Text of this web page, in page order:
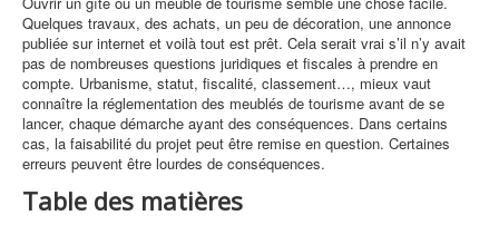
Quelques travaux, des achats, un peu de décoration, une annonce
publiée sur internet et voilà tout est prêt. Cela serait vrai s’il n’y avait
pas de nombreuses questions juridiques et fiscales à prendre en
compte. Urbanisme, statut, fiscalité, classement…, mieux vaut
connaître la réglementation des meublés de tourisme avant de se
lancer, chaque démarche ayant des conséquences. Dans certains
cas, la faisabilité du projet peut être remise en question. Certaines
erreurs peuvent être lourdes de conséquences.
Table des matières